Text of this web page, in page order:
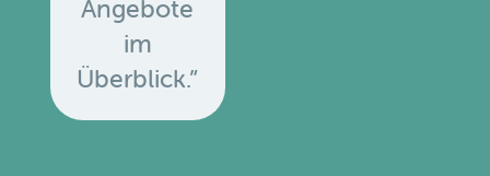
Angebote
im
Überblick.”